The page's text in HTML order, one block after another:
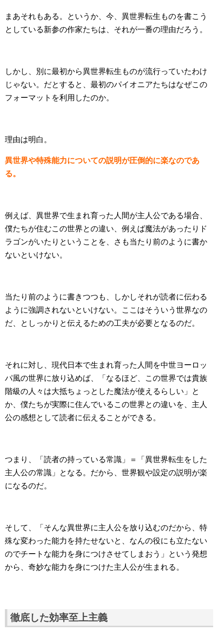
まあそれもある。というか、今、異世界転生ものを書こう
としている新参の作家たちは、それが一番の理由だろう。
しかし、別に最初から異世界転生ものが流行っていたわけ
じゃない。だとすると、最初のパイオニアたちはなぜこの
フォーマットを利用したのか。
理由は明白。
異世界や特殊能力についての説明が圧倒的に楽なのであ
る。
例えば、異世界で生まれ育った人間が主人公である場合、
僕たちが住むこの世界との違い、例えば魔法があったりド
ラゴンがいたりということを、さも当たり前のように書か
ないといけない。
当たり前のように書きつつも、しかしそれが読者に伝わる
ように強調されないといけない。ここはそういう世界なの
だ、としっかりと伝えるための工夫が必要となるのだ。
それに対し、現代日本で生まれ育った人間を中世ヨーロッ
パ風の世界に放り込めば、「なるほど、この世界では貴族
階級の人々は大抵ちょっとした魔法が使えるらしい」と
か、僕たちが実際に住んでいるこの世界との違いを、主人
公の感想として読者に伝えることができる。
つまり、「読者の持っている常識」＝「異世界転生をした
主人公の常識」となる。だから、世界観や設定の説明が楽
になるのだ。
そして、「そんな異世界に主人公を放り込むのだから、特
殊な変わった能力を持たせないと、なんの役にも立たない
のでチートな能力を身につけさせてしまおう」という発想
から、奇妙な能力を身につけた主人公が生まれる。
徹底した効率至上主義